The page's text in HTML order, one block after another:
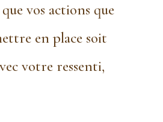
vos actions que
en place soit
votre ressenti,